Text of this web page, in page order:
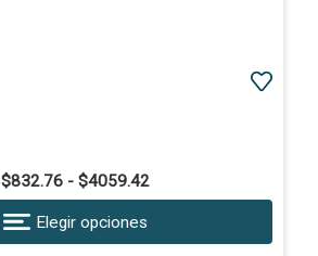
$832.76 - $4059.42
Elegir opciones